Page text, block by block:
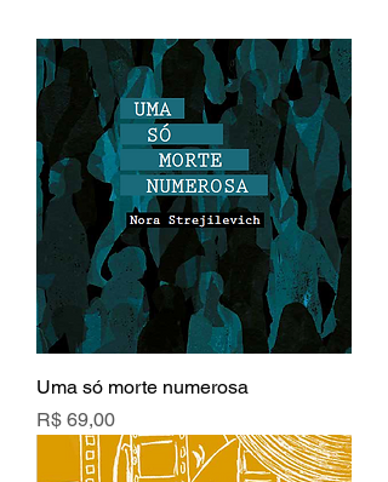
Uma só morte numerosa
Preço
R$ 69,00